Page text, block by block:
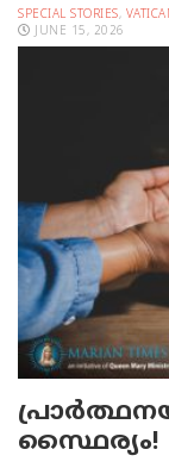
SPECIAL STORIES,
JUNE 15, 2026
സ്ഥൈര്യം!